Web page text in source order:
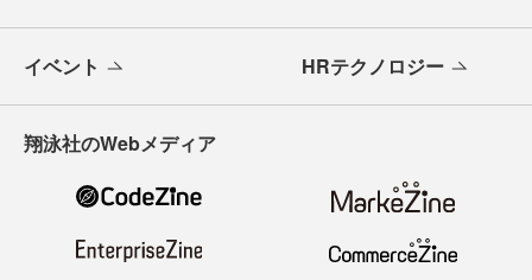
イベント HRテクノロジー
翔泳社のWebメディア